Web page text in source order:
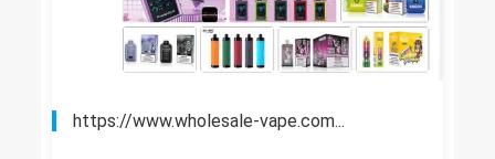
https://www.wholesale-vape.com...